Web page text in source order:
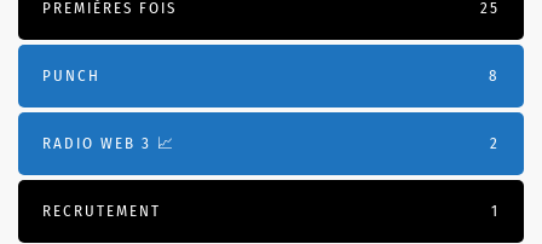
PREMIÈRES FOIS 25
PUNCH 8
RADIO WEB 3 📈 2
RECRUTEMENT 1